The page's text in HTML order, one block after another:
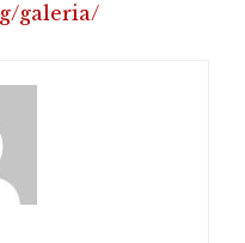
galeria/